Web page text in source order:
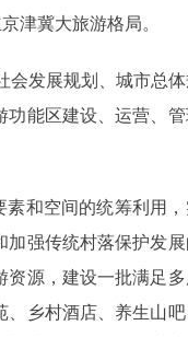
津冀大旅游格局。
发展规划、城市总体
功能区建设、运营、
和空间的统筹利用，
强传统村落保护发
源，建设一批满足
、乡村酒店、养生山